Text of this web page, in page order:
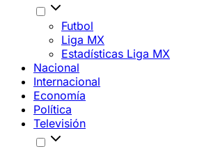
Futbol
Liga MX
Estadísticas Liga MX
Nacional
Internacional
Economía
Política
Televisión